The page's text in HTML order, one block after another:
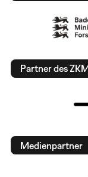
Partner des ZKM
Medienpartner